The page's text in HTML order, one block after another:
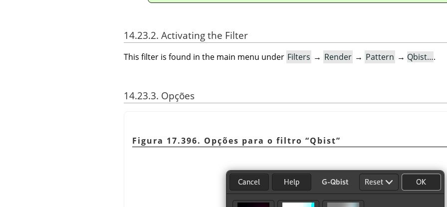
14.23.2. Activating the Filter
This filter is found in the main menu under Filters → Render → Pattern → Qbist….
14.23.3. Opções
Figura 17.396. Opções para o filtro “Qbist”